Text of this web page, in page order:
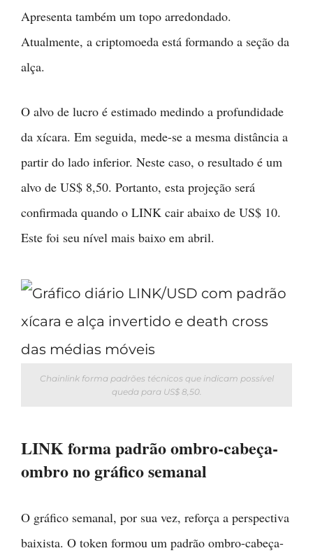
Apresenta também um topo arredondado.
Atualmente, a criptomoeda está formando a seção da
alça.
O alvo de lucro é estimado medindo a profundidade
da xícara. Em seguida, mede-se a mesma distância a
partir do lado inferior. Neste caso, o resultado é um
alvo de US$ 8,50. Portanto, esta projeção será
confirmada quando o LINK cair abaixo de US$ 10.
Este foi seu nível mais baixo em abril.
Chainlink forma padrões técnicos que indicam possível
queda para US$ 8,50.
LINK forma padrão ombro-cabeça-
ombro no gráfico semanal
O gráfico semanal, por sua vez, reforça a perspectiva
baixista. O token formou um padrão ombro-cabeça-